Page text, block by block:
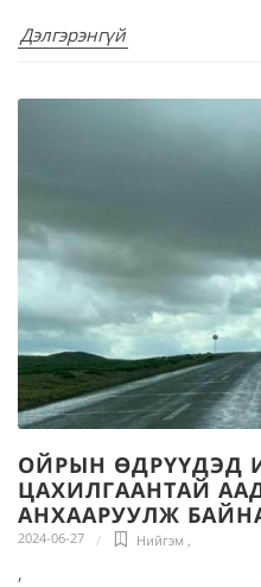
Дэлгэрэнгүй
ОЙРЫН ӨДРҮҮДЭД
ЦАХИЛГААНТАЙ
АНХААРУУЛЖ
2024-06-27 Нийгэм ,
,